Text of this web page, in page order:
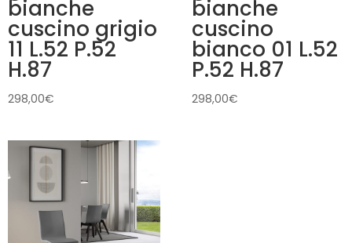
bianche
cuscino grigio
11 L.52 P.52
H.87
298,00€
bianche
cuscino
bianco 01 L.52
P.52 H.87
298,00€